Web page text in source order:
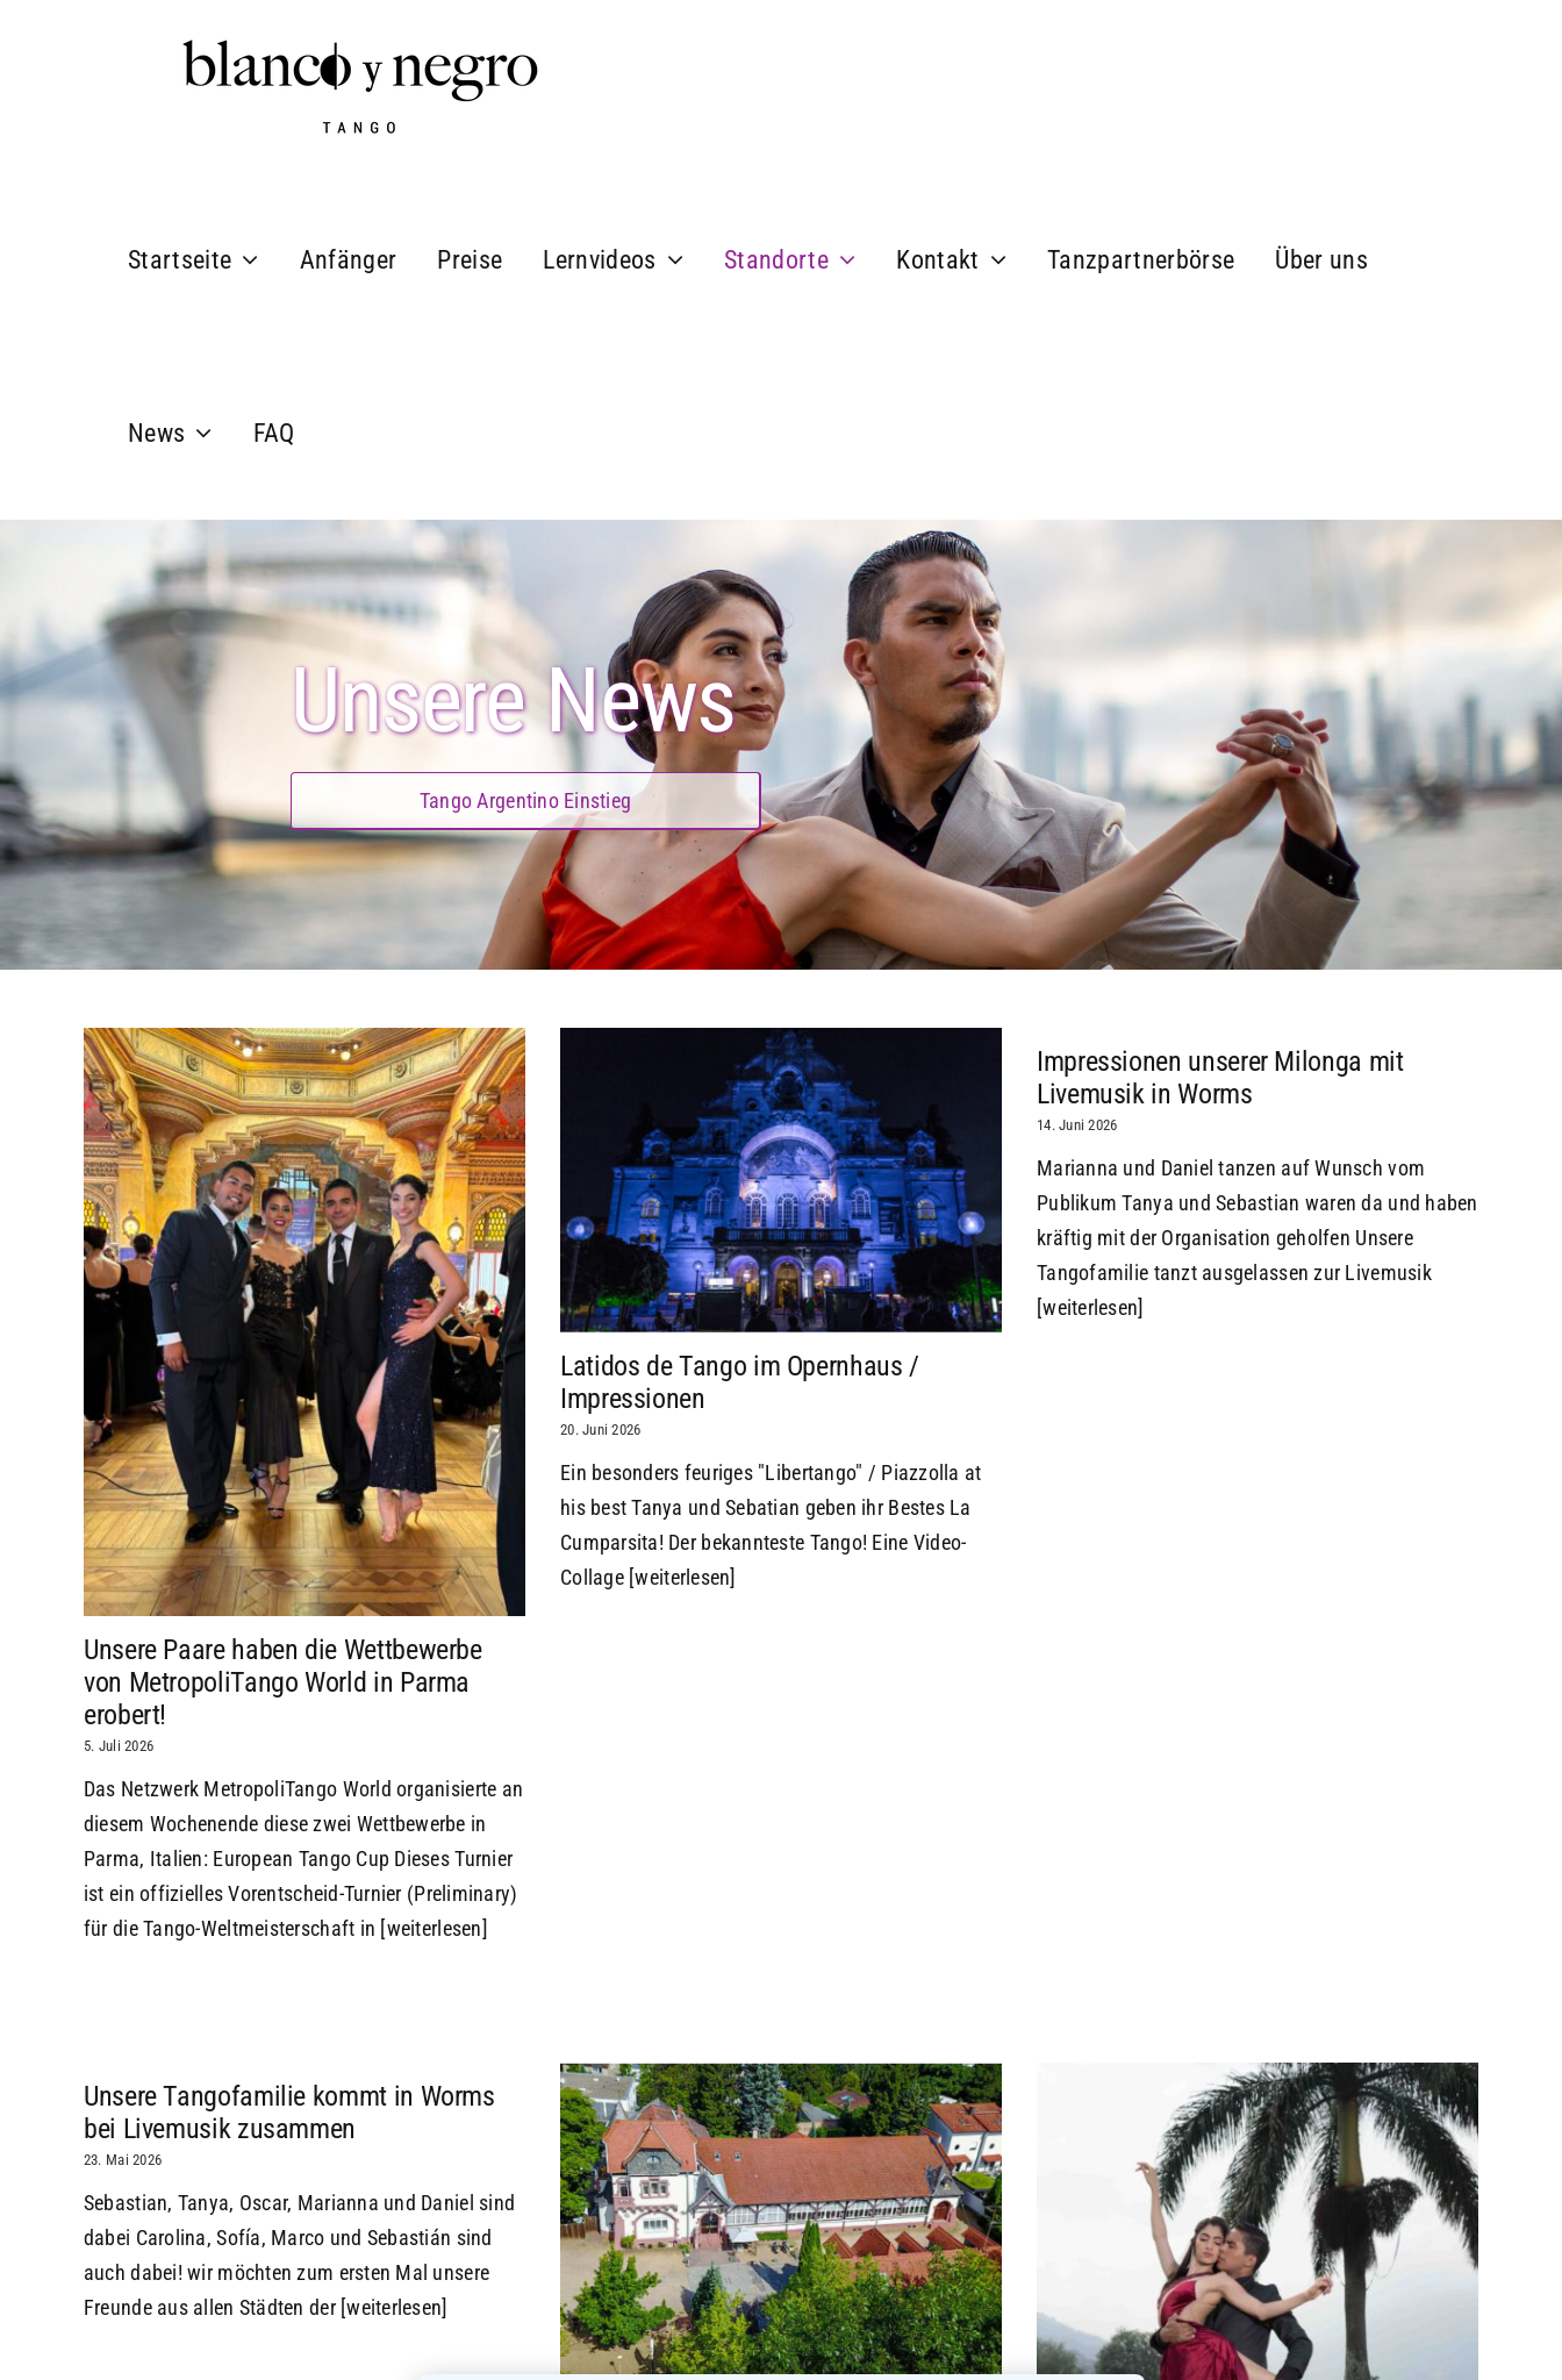
Startseite Anfänger Preise Lernvideos Standorte Kontakt Tanzpartnerbörse Über uns
News FAQ
Unsere News
Tango Argentino Einstieg
Unsere Paare haben die Wettbewerbe
von MetropoliTango World in Parma
erobert!
5. Juli 2026
Das Netzwerk MetropoliTango World organisierte an
diesem Wochenende diese zwei Wettbewerbe in
Parma, Italien: European Tango Cup Dieses Turnier
ist ein offizielles Vorentscheid-Turnier (Preliminary)
für die Tango-Weltmeisterschaft in [weiterlesen]
Latidos de Tango im Opernhaus /
Impressionen
20. Juni 2026
Ein besonders feuriges "Libertango" / Piazzolla at
his best Tanya und Sebatian geben ihr Bestes La
Cumparsita! Der bekannteste Tango! Eine Video-
Collage [weiterlesen]
Impressionen unserer Milonga mit
Livemusik in Worms
14. Juni 2026
Marianna und Daniel tanzen auf Wunsch vom
Publikum Tanya und Sebastian waren da und haben
kräftig mit der Organisation geholfen Unsere
Tangofamilie tanzt ausgelassen zur Livemusik
[weiterlesen]
Unsere Tangofamilie kommt in Worms
bei Livemusik zusammen
23. Mai 2026
Sebastian, Tanya, Oscar, Marianna und Daniel sind
dabei Carolina, Sofía, Marco und Sebastián sind
auch dabei! wir möchten zum ersten Mal unsere
Freunde aus allen Städten der[weiterlesen]